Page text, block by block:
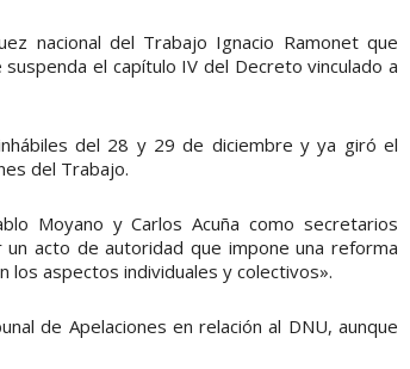
nacional del Trabajo Ignacio Ramonet que
el capítulo IV del Decreto vinculado a
del 28 y 29 de diciembre y ya giró el
del Trabajo.
Moyano y Carlos Acuña como secretarios
acto de autoridad que impone una reforma
los aspectos individuales y colectivos».
de Apelaciones en relación al DNU, aunque